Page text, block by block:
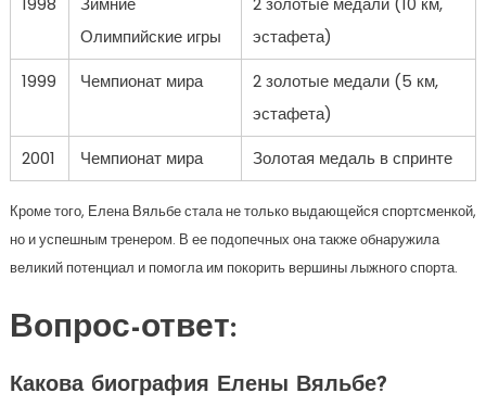
Олимпийские игры
эстафета)
1999
Чемпионат мира
2 золотые медали (5 км,
эстафета)
2001
Чемпионат мира Золотая медаль в спринте
Кроме того, Елена Вяльбе стала не только выдающейся спортсменкой,
но и успешным тренером. В ее подопечных она также обнаружила
великий потенциал и помогла им покорить вершины лыжного спорта.
Вопрос-ответ:
Какова биография Елены Вяльбе?